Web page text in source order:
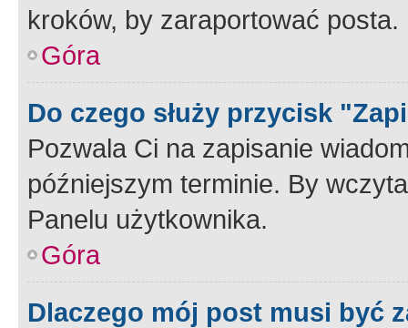
kroków, by zaraportować posta.
Góra
Do czego służy przycisk
Pozwala Ci na zapisanie
późniejszym terminie. By
Panelu użytkownika.
Góra
Dlaczego mój post musi być